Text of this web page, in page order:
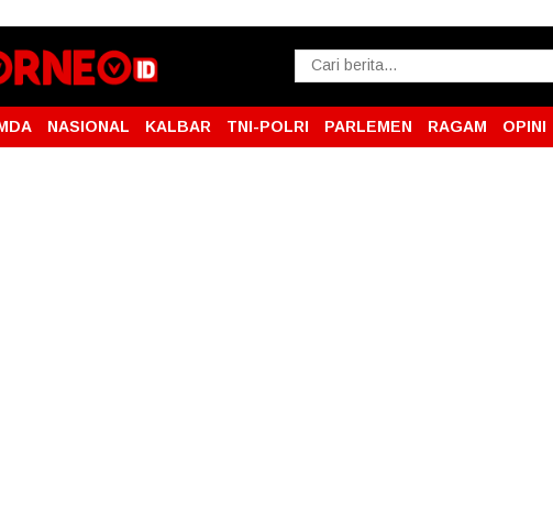
NASIONAL KALBAR TNI-POLRI PARLEMEN RAGAM OPINI